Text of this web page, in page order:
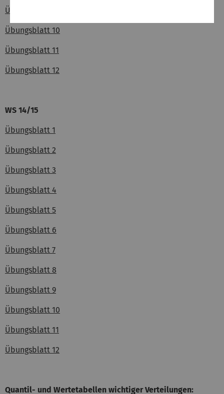
Übungsblatt 9
Übungsblatt 10
Übungsblatt 11
Übungsblatt 12
WS 14/15
Übungsblatt 1
Übungsblatt 2
Übungsblatt 3
Übungsblatt 4
Übungsblatt 5
Übungsblatt 6
Übungsblatt 7
Übungsblatt 8
Übungsblatt 9
Übungsblatt 10
Übungsblatt 11
Übungsblatt 12
Quantil- und Wertetabellen wichtiger Verteilungen: